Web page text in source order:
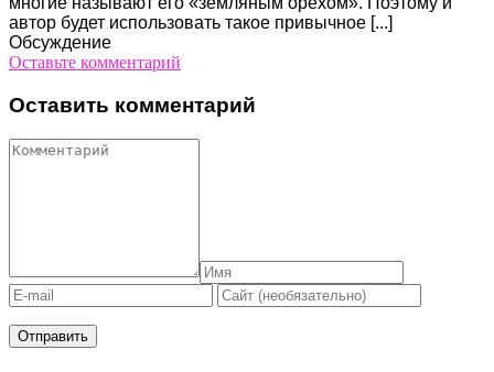
автор будет использовать такое привычное [...]
Обсуждение
Оставьте комментарий
Оставить комментарий